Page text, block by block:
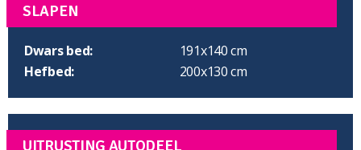
SLAPEN
Dwars bed:
191x140 cm
Hefbed:
200x130 cm
UITRUSTING AUTODEEL